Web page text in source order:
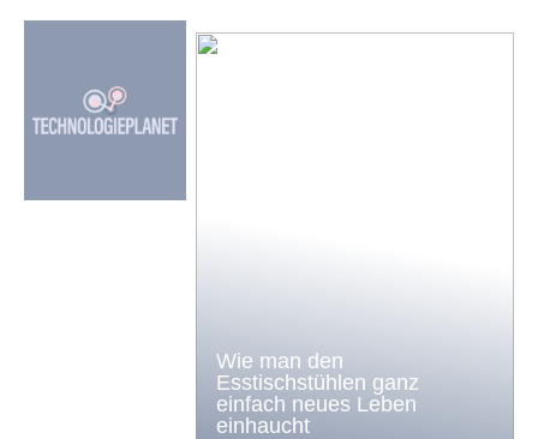
Wie man den
Esstischstühlen ganz
einfach neues Leben
einhaucht